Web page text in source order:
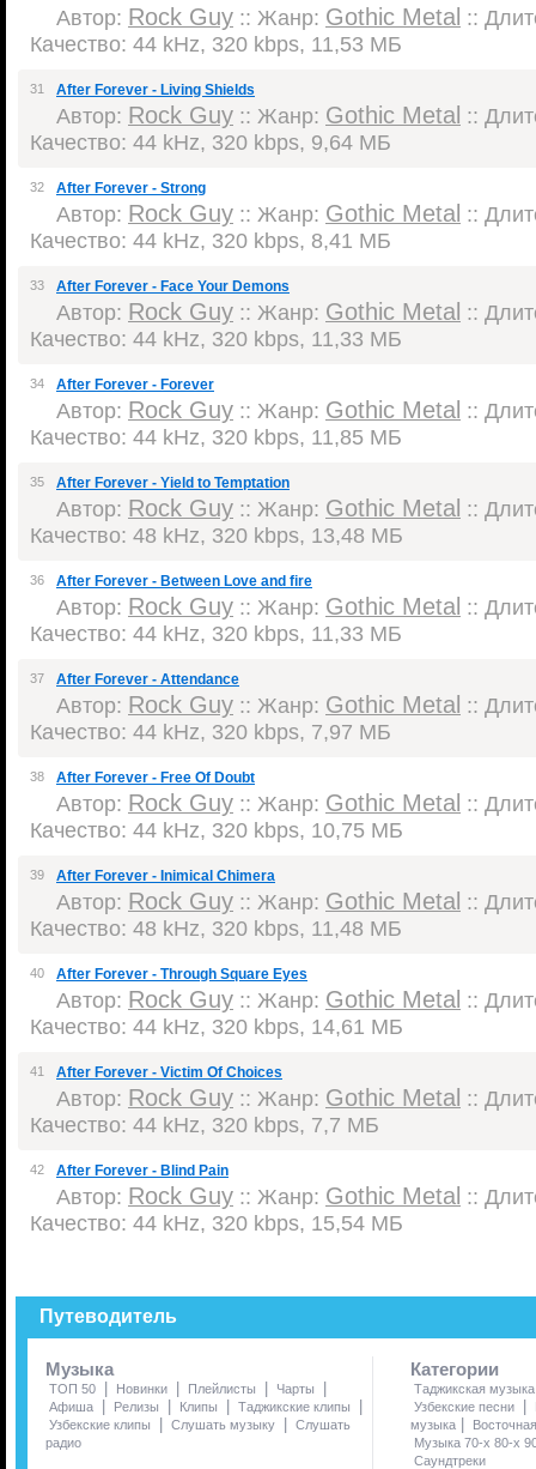
Автор: Rock Guy :: Жанр: Gothic Metal ::
Качество: 44 kHz, 320 kbps, 11,53 МБ
31 After Forever - Living Shields
Автор: Rock Guy :: Жанр: Gothic Metal ::
Качество: 44 kHz, 320 kbps, 9,64 МБ
32 After Forever - Strong
Автор: Rock Guy :: Жанр: Gothic Metal ::
Качество: 44 kHz, 320 kbps, 8,41 МБ
33 After Forever - Face Your Demons
Автор: Rock Guy :: Жанр: Gothic Metal ::
Качество: 44 kHz, 320 kbps, 11,33 МБ
34 After Forever - Forever
Автор: Rock Guy :: Жанр: Gothic Metal ::
Качество: 44 kHz, 320 kbps, 11,85 МБ
35 After Forever - Yield to Temptation
Автор: Rock Guy :: Жанр: Gothic Metal ::
Качество: 48 kHz, 320 kbps, 13,48 МБ
36 After Forever - Between Love and fire
Автор: Rock Guy :: Жанр: Gothic Metal ::
Качество: 44 kHz, 320 kbps, 11,33 МБ
37 After Forever - Attendance
Автор: Rock Guy :: Жанр: Gothic Metal ::
Качество: 44 kHz, 320 kbps, 7,97 МБ
38 After Forever - Free Of Doubt
Автор: Rock Guy :: Жанр: Gothic Metal ::
Качество: 44 kHz, 320 kbps, 10,75 МБ
39 After Forever - Inimical Chimera
Автор: Rock Guy :: Жанр: Gothic Metal ::
Качество: 48 kHz, 320 kbps, 11,48 МБ
40 After Forever - Through Square Eyes
Автор: Rock Guy :: Жанр: Gothic Metal ::
Качество: 44 kHz, 320 kbps, 14,61 МБ
41 After Forever - Victim Of Choices
Автор: Rock Guy :: Жанр: Gothic Metal ::
Качество: 44 kHz, 320 kbps, 7,7 МБ
42 After Forever - Blind Pain
Автор: Rock Guy :: Жанр: Gothic Metal ::
Качество: 44 kHz, 320 kbps, 15,54 МБ
Путеводитель
Музыка
ТОП 50 Новинки Плейлисты Чарты
Афиша Релизы Клипы Таджикские клипы
Узбекские клипы Слушать музыку
Слушать
радио
Категории
Таджикская музыка
Узбекские песни
музыка
Музыка 70-х 80-х
Саундтреки